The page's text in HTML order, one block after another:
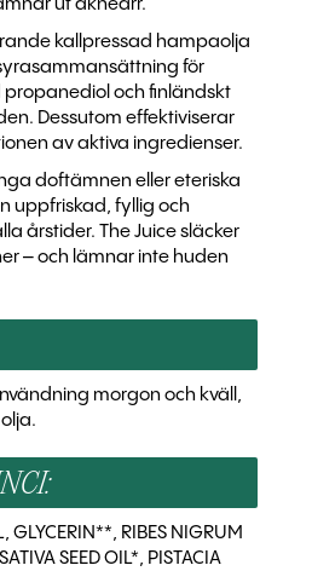
ut akneärr.
kallpressad hampaolja
för
och finländskt
Dessutom effektiviserar
av aktiva ingredienser.
doftämnen eller eteriska
uppfriskad, fyllig och
årstider. The Juice släcker
– och lämnar inte huden
morgon och kväll,
GLYCERIN**, RIBES NIGRUM
SEED OIL*, PISTACIA